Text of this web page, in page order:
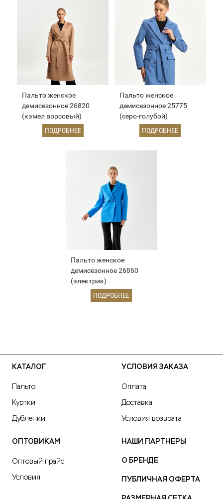
Пальто женское
демисезонное 26820
(кэмел ворсовый)
ПОДРОБНЕЕ
Пальто женское
демисезонное 25775
(серо-голубой)
ПОДРОБНЕЕ
Пальто женское
демисезонное 26860
(электрик)
ПОДРОБНЕЕ
КАТАЛОГ
Пальто
Куртки
Дубленки
УСЛОВИЯ ЗАКАЗА
Оплата
Доставка
Условия возврата
ОПТОВИКАМ
Оптовый прайс
Условия
НАШИ ПАРТНЕРЫ
О БРЕНДЕ
ПУБЛИЧНАЯ ОФЕРТА